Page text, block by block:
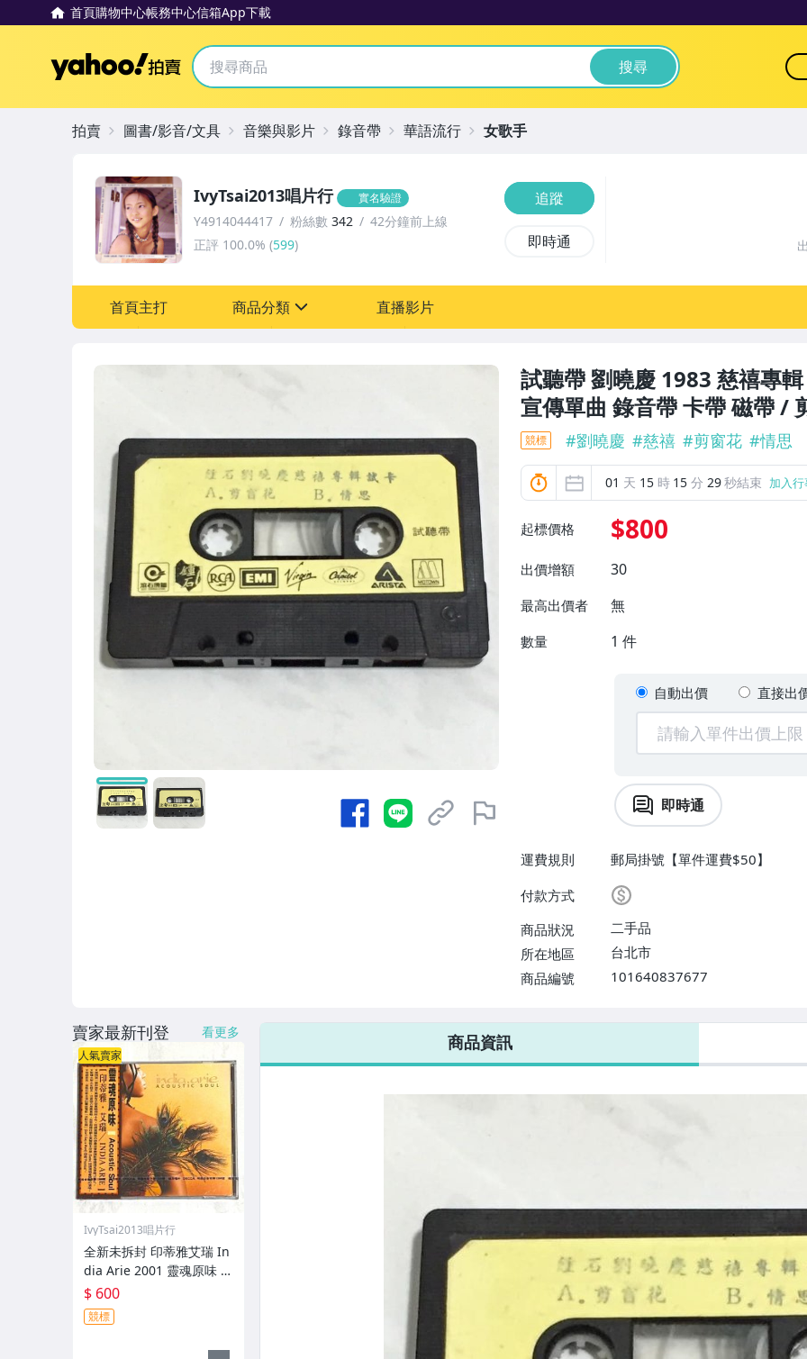
首頁購物中心帳務中心信箱App下載
Yahoo拍賣 搜尋
試聽帶 劉曉慶 1983 慈禧專
宣傳單曲 錄音帶 卡帶 磁帶 /
競標 #劉曉慶 #慈禧 #剪窗花 #情思
01 天 15 時 15 分 27秒結束 加入
起標價格 $800
出價增額 30
最高出價者 無
數量 1 件
自動出價 直接出
即時通
運費規則
郵局掛號【單件運費$50】
付款方式
商品狀況
二手品
所在地區
台北市
商品編號
101640837677
IvyTsai2013唱片行 實名驗證
Y4914044417 粉絲數 342
42分鐘前上線
正評 100.0% (599)
追蹤
即時通
首頁主打 商品分類
偶像、球員卡與郵幣
男性精品與服飾
手錶與飾品配件
電玩遊戲與主機
直播影片
拍賣 圖書/影音/文具 音樂與影片 錄音帶 華語流行 女歌手
商品資訊
賣家最新刊登 看更多
人氣賣家
IvyTsai2013唱片行
全新未拆封 印蒂雅艾瑞 In
dia Arie 2001 靈魂原味 A
coustic Soul / 福茂唱片
台灣版專輯 CD / 附側標 歌
詞 環狀封條
$ 600
競標